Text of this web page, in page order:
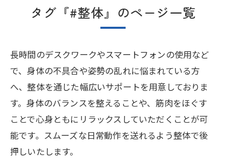
タグ『#整体』のページ一覧
長時間のデスクワークやスマートフォンの使用など
で、身体の不具合や姿勢の乱れに悩まれている方
へ、整体を通じた幅広いサポートを用意しておりま
す。身体のバランスを整えることや、筋肉をほぐす
ことで心身ともにリラックスしていただくことが可
能です。スムーズな日常動作を送れるよう整体で後
押しいたします。